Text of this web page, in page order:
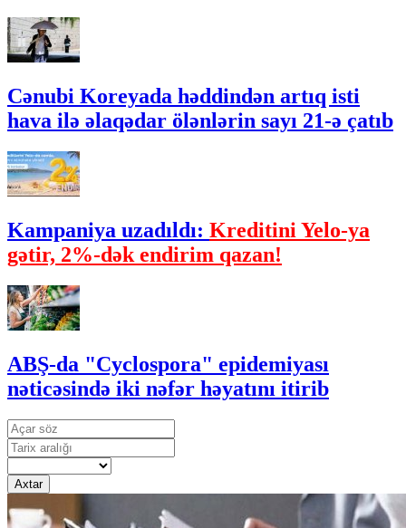
Cənubi Koreyada həddindən artıq isti
hava ilə əlaqədar ölənlərin sayı 21-ə çatıb
Kampaniya uzadıldı: Kreditini Yelo-ya
gətir, 2%-dək endirim qazan!
ABŞ-da "Cyclospora" epidemiyası
nəticəsində iki nəfər həyatını itirib
Axtar